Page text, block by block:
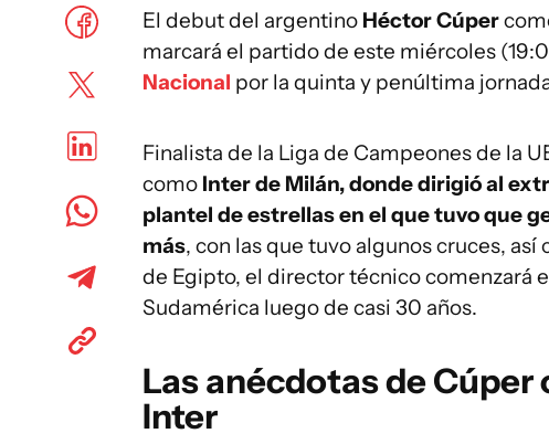
El debut del argentino Héctor Cúper
marcará el partido de este miércoles
Nacional por la quinta y penúltima
Finalista de la Liga de Campeones de la
como Inter de Milán, donde dirigió al
plantel de estrellas en el que tuvo que
más, con las que tuvo algunos cruces,
de Egipto, el director técnico comenzará
Sudamérica luego de casi 30 años.
Las anécdotas de Cúper
Inter